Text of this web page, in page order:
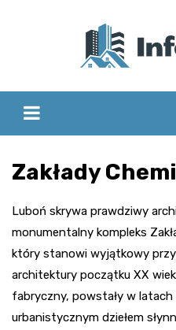
Zakłady
Luboń skrywa prawdziwy
monumentalny kompleks
który stanowi wyjątkowy
architektury początku XX
fabryczny, powstały w
urbanistycznym dziełem